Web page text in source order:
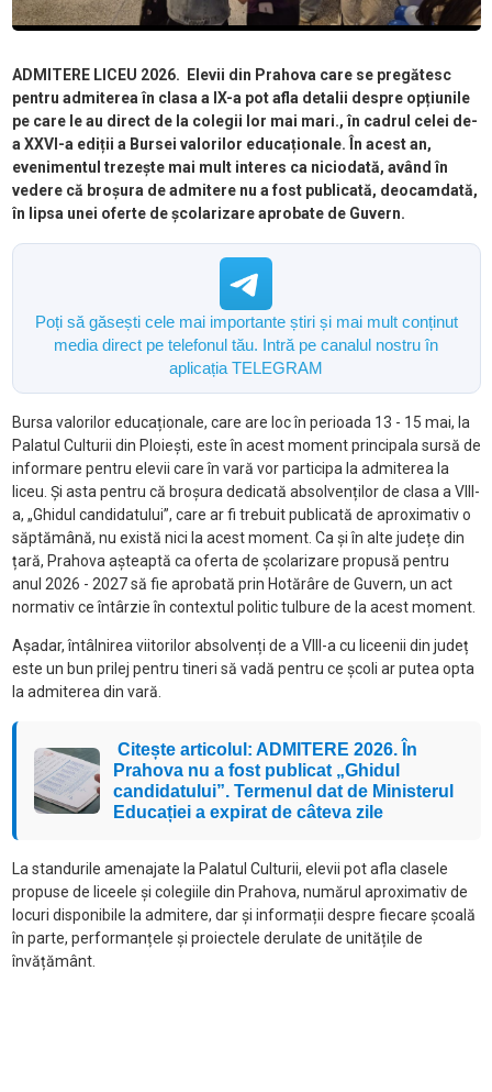
ADMITERE LICEU 2026. Elevii din Prahova care se pregătesc
pentru admiterea în clasa a IX-a pot afla detalii despre opțiunile
pe care le au direct de la colegii lor mai mari., în cadrul celei de-
a XXVI-a ediții a Bursei valorilor educaționale. În acest an,
evenimentul trezește mai mult interes ca niciodată, având în
vedere că broșura de admitere nu a fost publicată, deocamdată,
în lipsa unei oferte de școlarizare aprobate de Guvern.
Poți să găsești cele mai importante știri și mai mult conținut
media direct pe telefonul tău. Intră pe canalul nostru în
aplicația TELEGRAM
Bursa valorilor educaționale, care are loc în perioada 13 - 15 mai, la
Palatul Culturii din Ploiești, este în acest moment principala sursă de
informare pentru elevii care în vară vor participa la admiterea la
liceu. Și asta pentru că broșura dedicată absolvenților de clasa a VIII-
a, „Ghidul candidatului”, care ar fi trebuit publicată de aproximativ o
săptămână, nu există nici la acest moment. Ca și în alte județe din
țară, Prahova așteaptă ca oferta de școlarizare propusă pentru
anul 2026 - 2027 să fie aprobată prin Hotărâre de Guvern, un act
normativ ce întârzie în contextul politic tulbure de la acest moment.
Așadar, întâlnirea viitorilor absolvenți de a VIII-a cu liceenii din județ
este un bun prilej pentru tineri să vadă pentru ce școli ar putea opta
la admiterea din vară.
Citește articolul: ADMITERE 2026. În
Prahova nu a fost publicat „Ghidul
candidatului”. Termenul dat de Ministerul
Educației a expirat de câteva zile
La standurile amenajate la Palatul Culturii, elevii pot afla clasele
propuse de liceele și colegiile din Prahova, numărul aproximativ de
locuri disponibile la admitere, dar și informații despre fiecare școală
în parte, performanțele și proiectele derulate de unitățile de
învățământ.